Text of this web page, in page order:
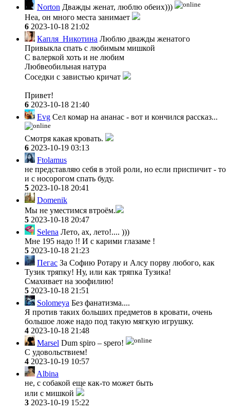
Norton Дважды женат, люблю обеих)))
Неа, он много места занимает
6 2023-10-18 21:02
Капля_Никотина Люблю дважды женатого
Привыкла спать с любимым мишкой
С валеркой хоть и не любим
Любвеобильная натура
Соседки с завистью кричат
Привет!
6 2023-10-18 21:40
Evg Сел комар на ананас - вот и кончился рассказ...
Смотря какая кровать.
6 2023-10-19 03:13
Ftolamus
не представляю себя в этой роли, но если приспичит - то
и с носорогом спать буду.
5 2023-10-18 20:41
Domenik
Мы не уместимся втроём.
5 2023-10-18 20:47
Selena Лето, ах, лето!.... )))
Мне 195 надо !! И с карими глазаме !
5 2023-10-18 21:23
Пегас За Софию Ротару и Алсу порву любого, как
Тузик тряпку! Ну, или как тряпка Тузика!
Смахивает на зоофилию!
5 2023-10-18 21:51
Solomeya Без фанатизма....
Я против таких больших предметов в кровати, очень
большое ложе надо под такую мягкую игрушку.
4 2023-10-18 21:48
Marsel Dum spiro – spero!
С удовольствием!
4 2023-10-19 10:57
Albina
не, с собакой еще как-то может быть
или с мишкой
3 2023-10-19 15:22